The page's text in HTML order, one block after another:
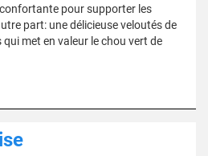
pour supporter les
part: une délicieuse veloutés de
met en valeur le chou vert de